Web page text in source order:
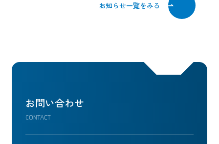
お知らせ一覧をみる
お問い合わせ
CONTACT